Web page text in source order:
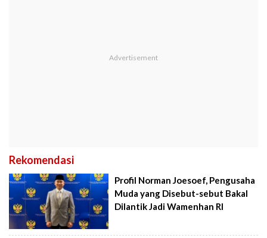
Rekomendasi
Profil Norman Joesoef, Pengusaha
Muda yang Disebut-sebut Bakal
Dilantik Jadi Wamenhan RI